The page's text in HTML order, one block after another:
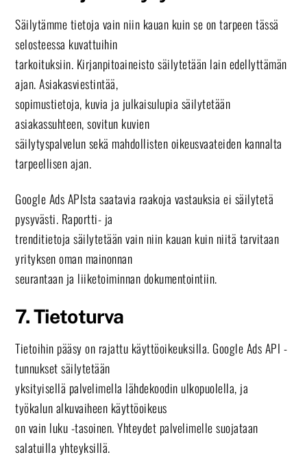
Säilytämme tietoja vain niin kauan kuin se on tarpeen tässä
selosteessa kuvattuihin
tarkoituksiin. Kirjanpitoaineisto säilytetään lain edellyttämän
ajan. Asiakasviestintää,
sopimustietoja, kuvia ja julkaisulupia säilytetään
asiakassuhteen, sovitun kuvien
säilytyspalvelun sekä mahdollisten oikeusvaateiden kannalta
tarpeellisen ajan.
Google Ads APIsta saatavia raakoja vastauksia ei säilytetä
pysyvästi. Raportti- ja
trenditietoja säilytetään vain niin kauan kuin niitä tarvitaan
yrityksen oman mainonnan
seurantaan ja liiketoiminnan dokumentointiin.
7. Tietoturva
Tietoihin pääsy on rajattu käyttöoikeuksilla. Google Ads API -
tunnukset säilytetään
yksityisellä palvelimella lähdekoodin ulkopuolella, ja
työkalun alkuvaiheen käyttöoikeus
on vain luku -tasoinen. Yhteydet palvelimelle suojataan
salatuilla yhteyksillä.